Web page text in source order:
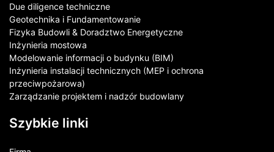
Due diligence techniczne
Geotechnika i Fundamentowanie
Fizyka Budowli & Doradztwo Energetyczne
Inżynieria mostowa
Modelowanie informacji o budynku (BIM)
Inżynieria instalacji technicznych (MEP i ochrona
przeciwpożarowa)
Zarządzanie projektem i nadzór budowlany
Szybkie linki